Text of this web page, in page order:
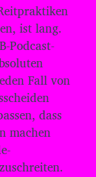
ist lang.
Podcast-
Fall von
dass
machen